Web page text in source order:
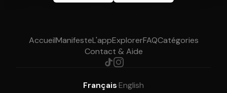
AccueilManifesteL'appExplorerFAQCatégories
Contact & Aide
Français·English